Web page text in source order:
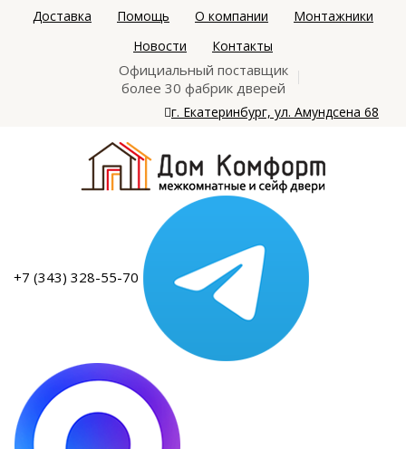
Доставка Помощь О компании
Монтажники
Новости
Контакты
Официальный поставщик
более 30 фабрик дверей
г. Екатеринбург, ул. Амундсена 68
+7 (343) 328-55-70